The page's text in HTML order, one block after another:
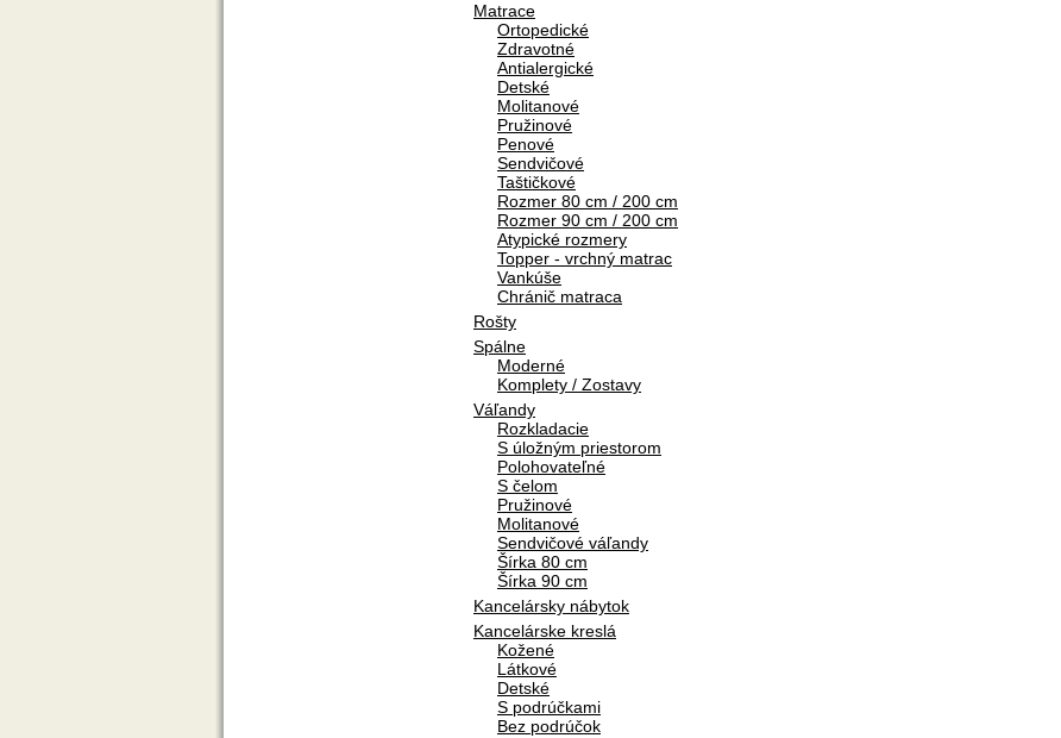
Matrace
Ortopedické
Zdravotné
Antialergické
Detské
Molitanové
Pružinové
Penové
Sendvičové
Taštičkové
Rozmer 80 cm / 200 cm
Rozmer 90 cm / 200 cm
Atypické rozmery
Topper - vrchný matrac
Vankúše
Chránič matraca
Rošty
Spálne
Moderné
Komplety / Zostavy
Váľandy
Rozkladacie
S úložným priestorom
Polohovateľné
S čelom
Pružinové
Molitanové
Sendvičové váľandy
Šírka 80 cm
Šírka 90 cm
Kancelársky nábytok
Kancelárske kreslá
Kožené
Látkové
Detské
S podrúčkami
Bez podrúčok